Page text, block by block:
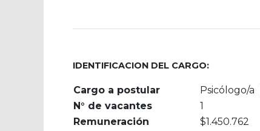
IDENTIFICACION DEL CARGO:
Cargo a postular
Psicólogo/a
N° de vacantes
1
Remuneración
$1.450.762